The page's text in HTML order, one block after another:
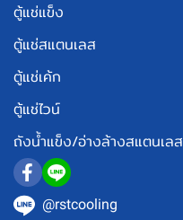
ตู้แช่แข็ง
ตู้แช่สแตนเลส
ตู้แช่เค้ก
ตู้แช่ไวน์
ถังน้ำแข็ง/อ่างล้างสแตนเลส
@rstcooling